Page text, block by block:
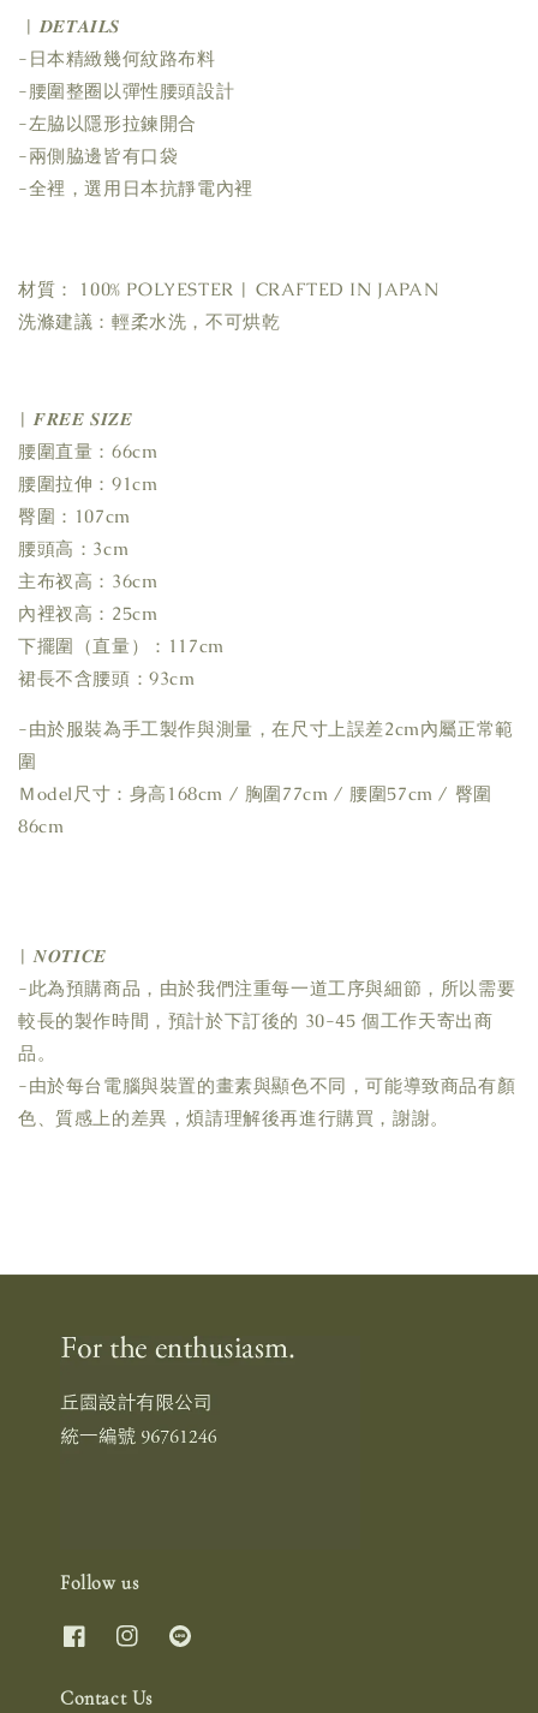
| 𝑫𝑬𝑻𝑨𝑰𝑳𝑺
-日本精緻幾何紋路布料
-腰圍整圈以彈性腰頭設計
-左脇以隱形拉鍊開合
-兩側脇邊皆有口袋
-全裡，選用日本抗靜電內裡
材質： 100% POLYESTER | CRAFTED IN JAPAN
洗滌建議：輕柔水洗，不可烘乾
| 𝑭𝑹𝑬𝑬 𝑺𝑰𝒁𝑬
腰圍直量：66cm
腰圍拉伸：91cm
臀圍：107cm
腰頭高：3cm
主布衩高：36cm
內裡衩高：25cm
下擺圍（直量）：117cm
裙長不含腰頭：93cm
-由於服裝為手工製作與測量，在尺寸上誤差2cm內屬正常範
圍
Ｍodel尺寸：身高168cm / 胸圍77cm / 腰圍57cm / 臀圍
86cm
| 𝑵𝑶𝑻𝑰𝑪𝑬
-此為預購商品，由於我們注重每一道工序與細節，所以需要
較長的製作時間，預計於下訂後的 30-45 個工作天寄出商
品。
-由於每台電腦與裝置的畫素與顯色不同，可能導致商品有顏
色、質感上的差異，煩請理解後再進行購買，謝謝。
Follow us
Contact Us